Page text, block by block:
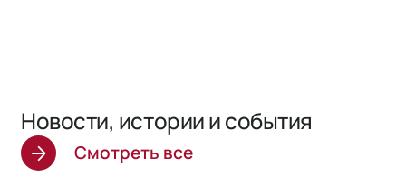
Новости, истории и события
Смотреть все